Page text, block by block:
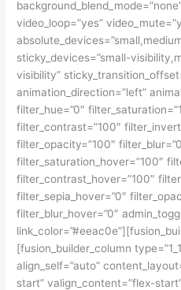
video_loop=”yes”
sticky_devices=”small-
visibility”
animation_direction=”left”
filter_hue=”0″
filter_contrast=”100″
filter_opacity=”100″
filter_saturation_hover=”100″
filter_contrast_hover=”100″
filter_sepia_hover=”0″
filter_blur_hover=”0″
[fusion_builder_column
align_self=”auto”
start” valign_content=”flex-